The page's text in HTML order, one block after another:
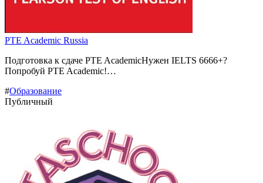
PTE Academic Russia
Подготовка к сдаче PTE AcademicНужен IELTS 6666+?
Попробуй PTE Academic!…
#Образование
Публичный